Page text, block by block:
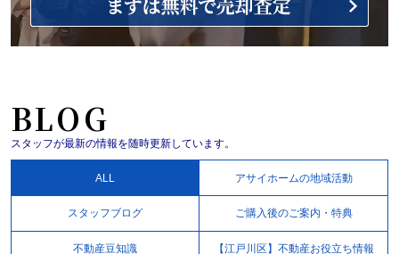
BLOG
スタッフが最新の情報を随時更新しています。
ALL アサイホームの地域活動
スタッフブログ ご購入後のご案内・特典
不動産豆知識 【江戸川区】不動産お役立ち情報